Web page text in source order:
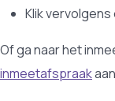
Klik vervolgens
Of ga naar het
inmeetafspraak